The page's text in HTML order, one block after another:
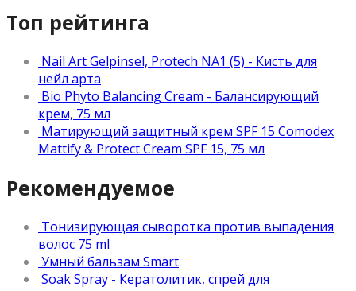
Топ рейтинга
Nail Art Gelpinsel, Protech NA1 (5) - Кисть для
нейл арта
Bio Phyto Balancing Cream - Балансирующий
крем, 75 мл
Матирующий защитный крем SPF 15 Comodex
Mattify & Protect Cream SPF 15, 75 мл
Рекомендуемое
Тонизирующая сыворотка против выпадения
волос 75 ml
Умный бальзам Smart
Soak Spray - Кератолитик, спрей для